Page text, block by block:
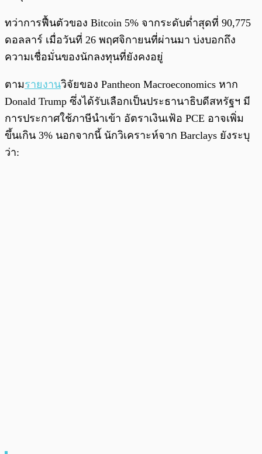
ทว่าการฟื้นตัวของ Bitcoin 5% จากระดับต่ำสุดที่ 90,775
ดอลลาร์ เมื่อวันที่ 26 พฤศจิกายนที่ผ่านมา บ่งบอกถึง
ความเชื่อมั่นของนักลงทุนที่ยังคงอยู่
ตามรายงานวิจัยของ Pantheon Macroeconomics หาก
Donald Trump ซึ่งได้รับเลือกเป็นประธานาธิบดีสหรัฐฯ มี
การประกาศใช้ภาษีนำเข้า อัตราเงินเฟ้อ PCE อาจเพิ่ม
ขึ้นเกิน 3% นอกจากนี้ นักวิเคราะห์จาก Barclays ยังระบุ
ว่า: